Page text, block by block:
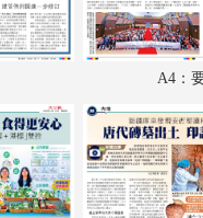
A4：